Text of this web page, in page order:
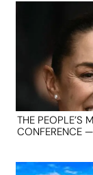
THE PEOPLE’S
CONFERENCE